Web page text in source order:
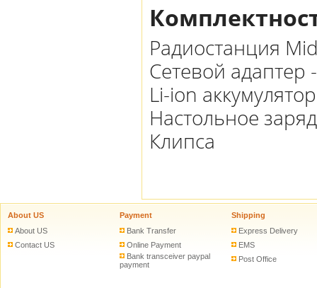
Радиостанция
Сетевой адаптер
Li-ion
Настольное
Клипса
About US
About US
Contact US
Payment
Bank Transfer
Online Payment
Bank transceiver paypal
payment
Shipping
Express Delivery
EMS
Post Office